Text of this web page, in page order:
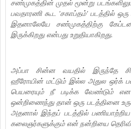
சண்முகத்தின் முதல் மூன்று
பவதாரணி கூட 'சகாப்தம்' படத்தில் ஒரு
இதனாலேயே சண்முகத்திற்கு
இருக்கிறது என்பது உறுதியாகிறது.
அப்பா சின்ன வயதில் இருந்தே
ஹீரோயின் மட்டும் இல்ல அதுல ஒர்க்
பெயரையும் நீ படிக்க வேண்டும்
ஒன்றிணைந்து தான் ஒரு படத்தினை
அதனால் இந்தப் படத்தில்
கலைஞர்களுக்கும் என் நன்றியை